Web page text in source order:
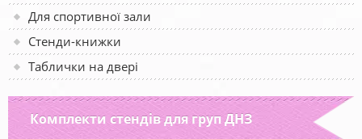
Для спортивної зали
Стенди-книжки
Таблички на двері
Комплекти стендів для груп ДНЗ